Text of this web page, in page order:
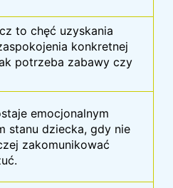
to chęć uzyskania
konkretnej
potrzeba zabawy czy
emocjonalnym
stanu dziecka, gdy nie
zakomunikować